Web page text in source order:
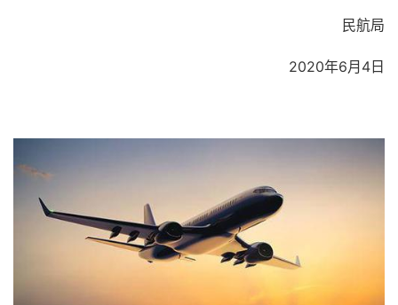
民航局
2020年6月4日